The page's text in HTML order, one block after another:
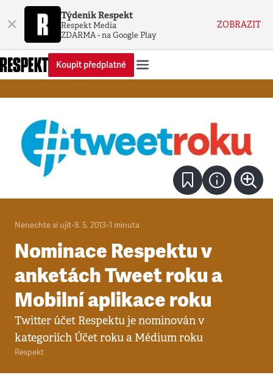
× Týdeník Respekt
Respekt Media
ZDARMA - na Google Play
ZOBRAZIT
Koupit předplatné
Nenechte si ujít•9. 5. 2013•1 minuta
Nominace Respektu v
anketách Tweet roku a
Mobilní aplikace roku
Twitter účet Respektu je nominován v
kategoriích Účet roku a Médium roku
Respekt